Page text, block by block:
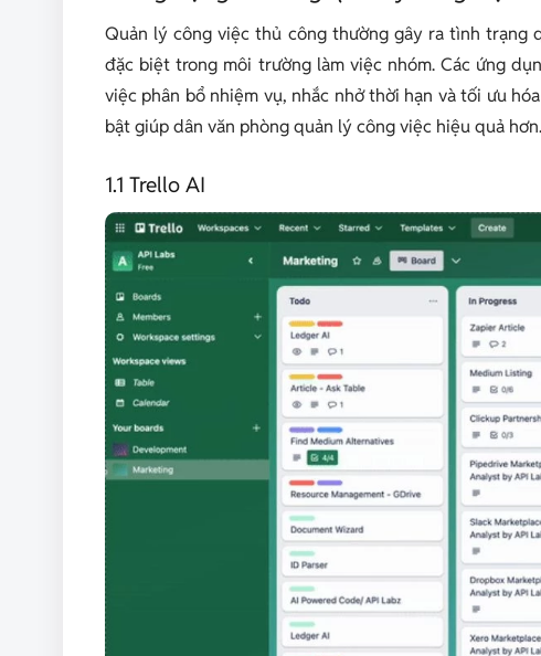
Quản lý công việc thủ công thường gây ra tình trạng
đặc biệt trong môi trường làm việc nhóm. Các ứng
việc phân bổ nhiệm vụ, nhắc nhở thời hạn và tối ưu
bật giúp dân văn phòng quản lý công việc hiệu quả hơn.
1.1 Trello AI